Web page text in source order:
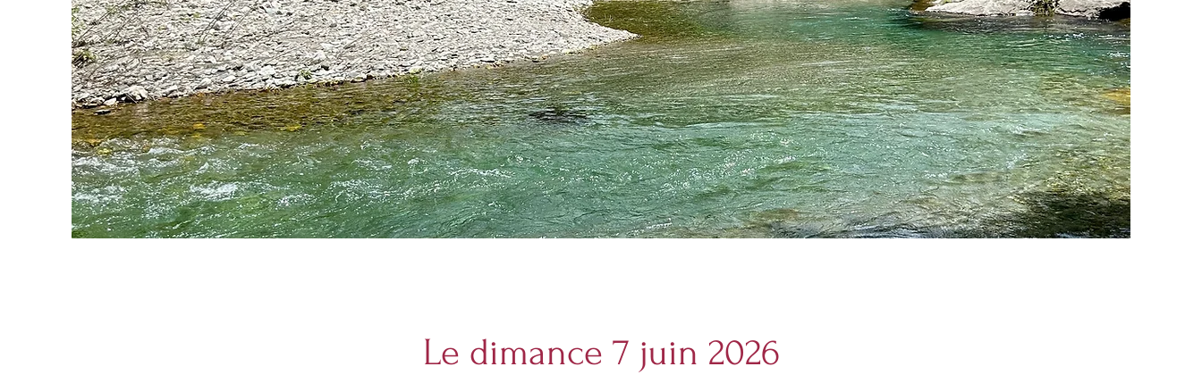
Le dimance 7 juin 2026